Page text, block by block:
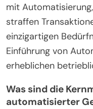
mit
straffen
einzigartigen
Einführung von
erheblichen
Was sind die
automatisierter